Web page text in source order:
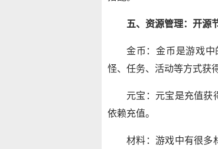
五、资源管理：开源
金币：金币是游戏
怪、任务、活动等方式获
元宝：元宝是充值获
依赖充值。
材料：游戏中有很多